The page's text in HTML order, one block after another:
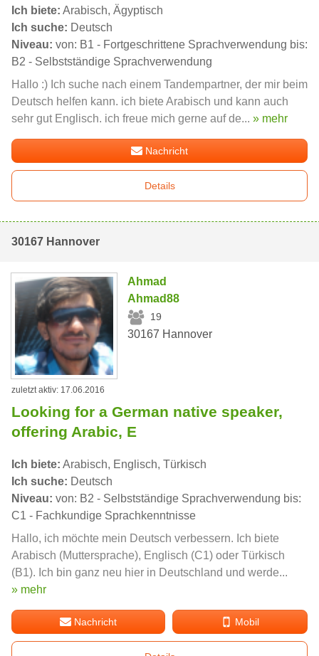
Ich biete: Arabisch, Ägyptisch
Ich suche: Deutsch
Niveau: von: B1 - Fortgeschrittene Sprachverwendung bis:
B2 - Selbstständige Sprachverwendung
Hallo :) Ich suche nach einem Tandempartner, der mir beim
Deutsch helfen kann. ich biete Arabisch und kann auch
sehr gut Englisch. ich freue mich gerne auf de... » mehr
Nachricht
Details
30167 Hannover
Ahmad
Ahmad88
19
30167 Hannover
zuletzt aktiv: 17.06.2016
Looking for a German native speaker,
offering Arabic, E
Ich biete: Arabisch, Englisch, Türkisch
Ich suche: Deutsch
Niveau: von: B2 - Selbstständige Sprachverwendung bis:
C1 - Fachkundige Sprachkenntnisse
Hallo, ich möchte mein Deutsch verbessern. Ich biete
Arabisch (Muttersprache), Englisch (C1) oder Türkisch
(B1). Ich bin ganz neu hier in Deutschland und werde...
» mehr
Nachricht Mobil